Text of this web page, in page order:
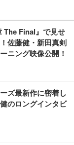
The Final』で見せ
佐藤健・新田真剣
ニング映像公開！
ズ最新作に密着し
のロングインタビ